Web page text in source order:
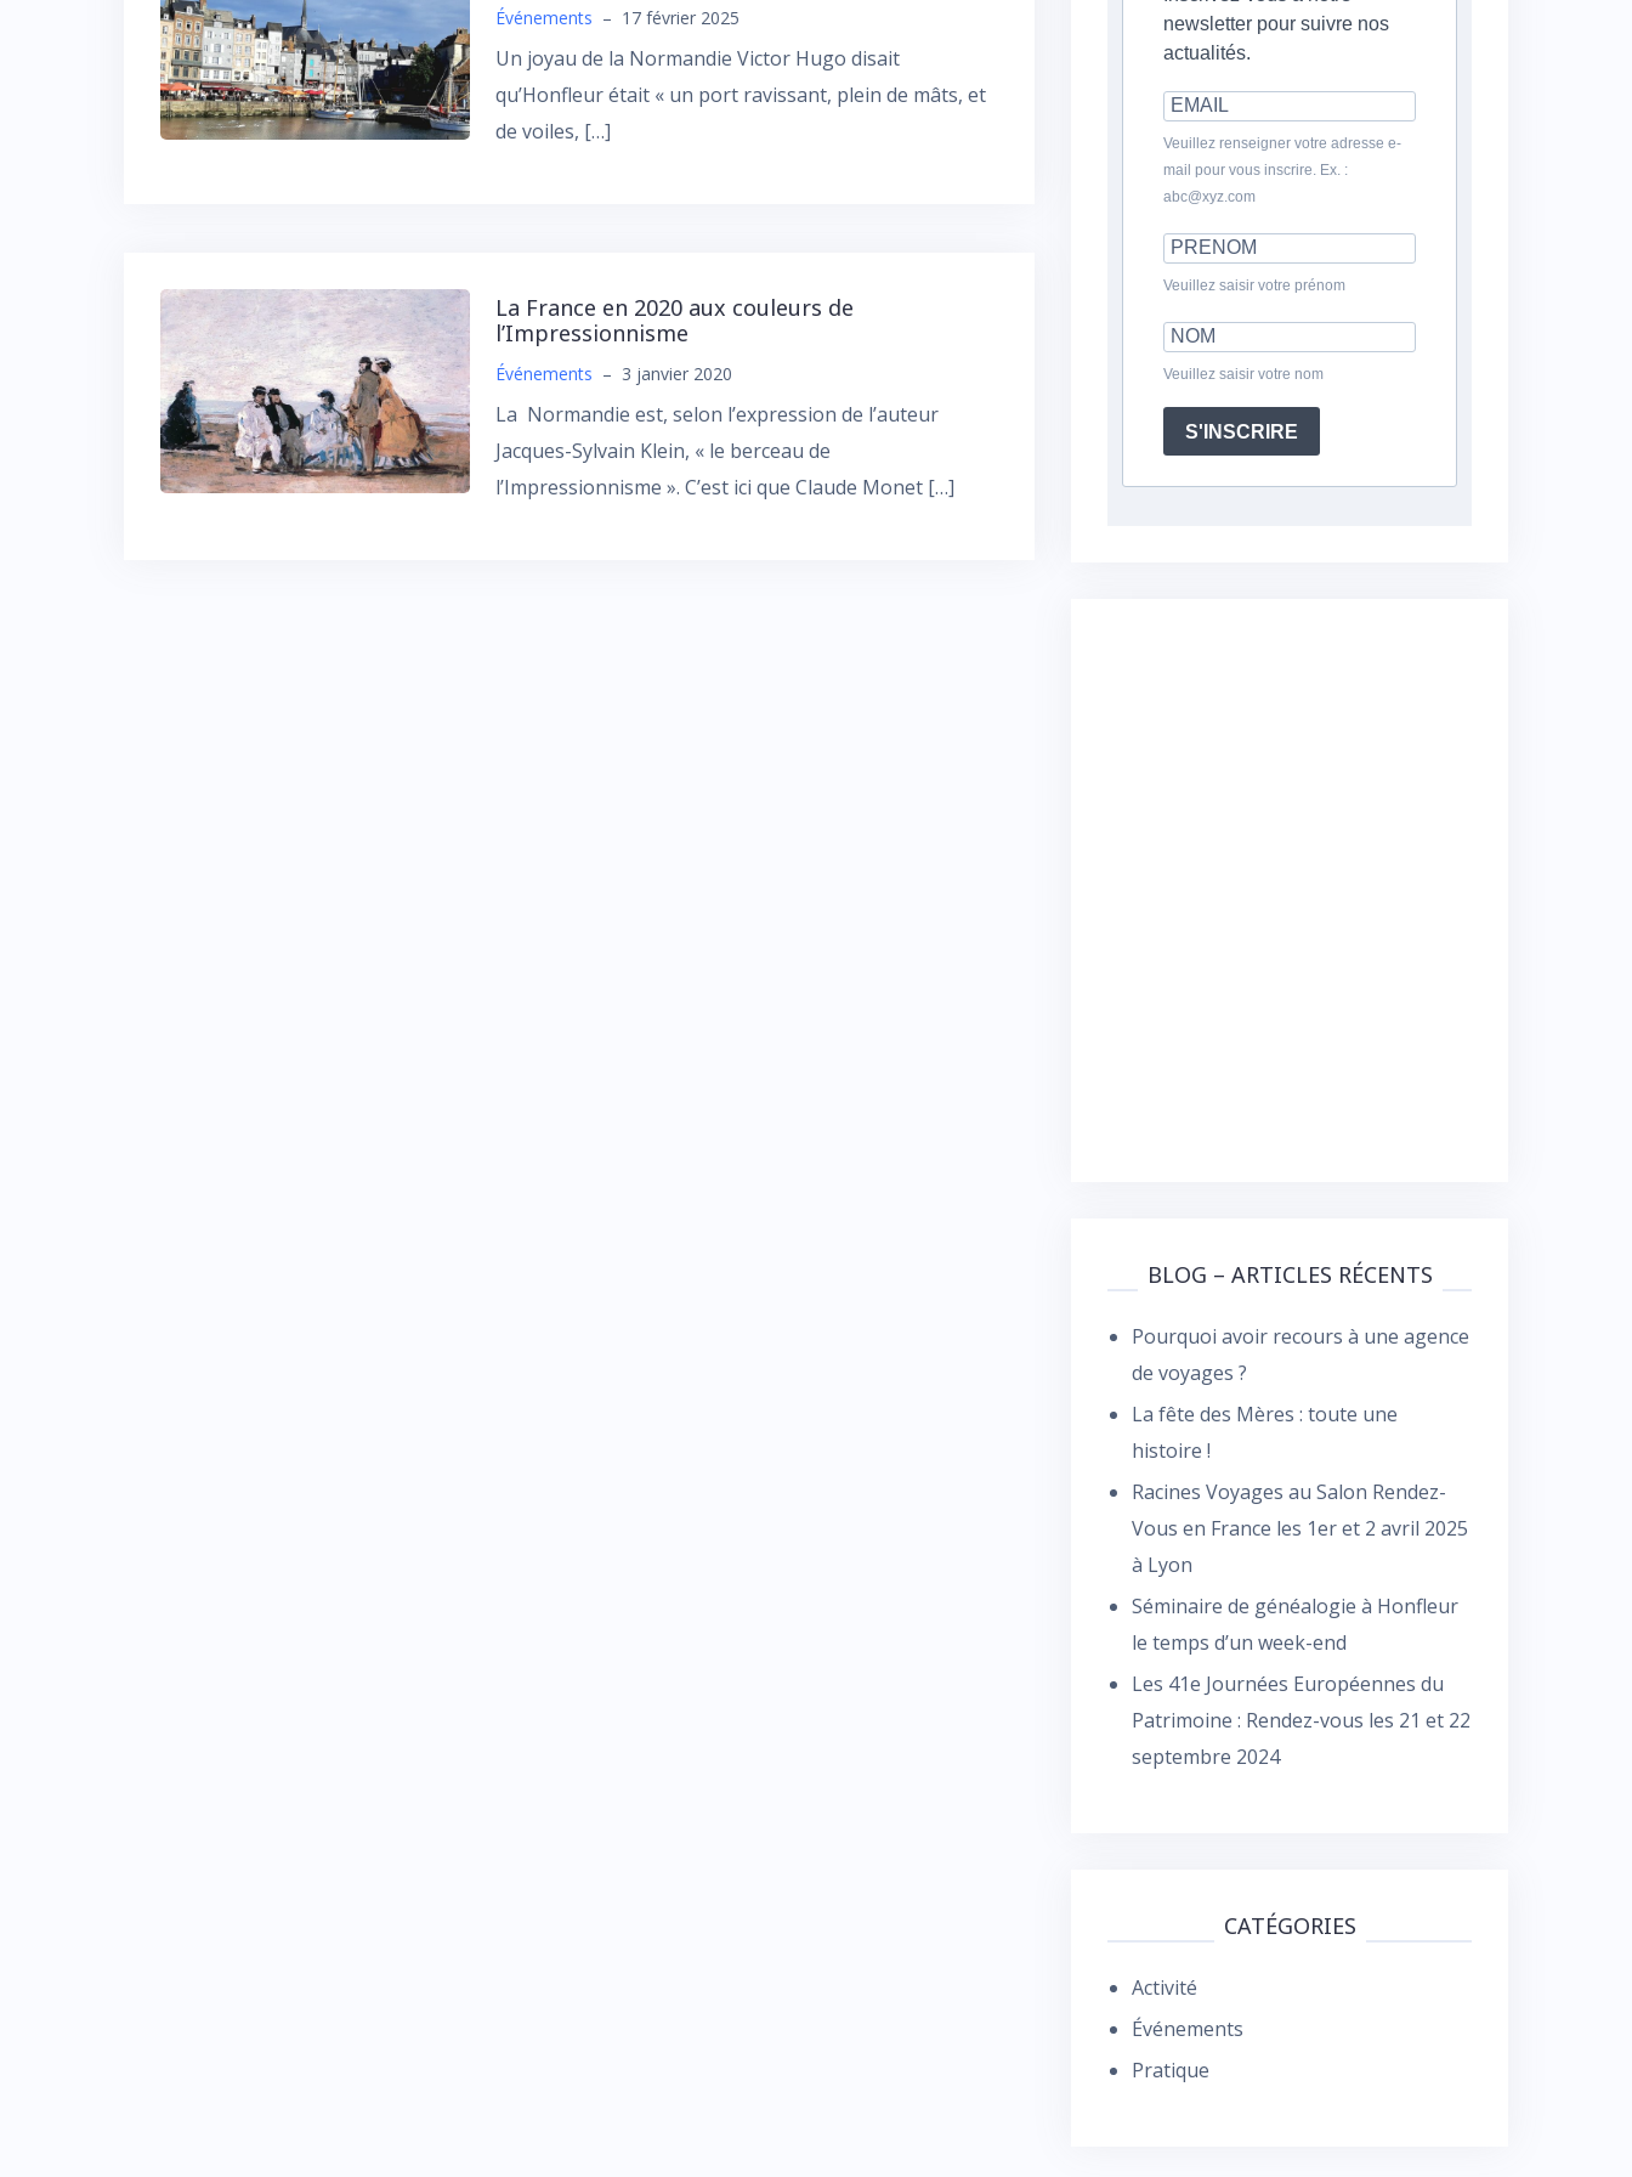
Événements – 17 février 2025
Un joyau de la Normandie Victor Hugo disait
qu’Honfleur était « un port ravissant, plein de mâts, et
de voiles, […]
La France en 2020 aux couleurs de
l’Impressionnisme
Événements – 3 janvier 2020
La Normandie est, selon l’expression de l’auteur
Jacques-Sylvain Klein, « le berceau de
l’Impressionnisme ». C’est ici que Claude Monet […]
newsletter pour suivre nos
actualités.
Veuillez renseigner votre adresse e-
mail pour vous inscrire. Ex. :
abc@xyz.com
Veuillez saisir votre prénom
Veuillez saisir votre nom
S'INSCRIRE
BLOG – ARTICLES RÉCENTS
Pourquoi avoir recours à une agence
de voyages ?
La fête des Mères : toute une
histoire !
Racines Voyages au Salon Rendez-
Vous en France les 1er et 2 avril 2025
à Lyon
Séminaire de généalogie à Honfleur
le temps d’un week-end
Les 41e Journées Européennes du
Patrimoine : Rendez-vous les 21 et 22
septembre 2024
CATÉGORIES
Activité
Événements
Pratique